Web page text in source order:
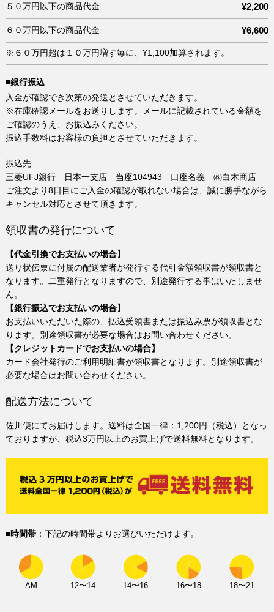
５０万円以下の商品代金 ¥2,200
６０万円以下の商品代金 ¥6,600
※６０万円超は１０万円増す毎に、¥1,100加算されます。
■銀行振込
入金が確認でき次第の発送とさせていただきます。
※在庫確認メールをお送りします。メールに記載されている金額を
ご確認のうえ、お振込みください。
振込手数料はお客様の負担とさせていただきます。
振込先
三菱UFJ銀行 日本一支店 当座104943 口座名義 ㈱白木商店
ご注文より8日目にご入金の確認が取れない場合は、誠に勝手ながら
キャンセル対応とさせて頂きます。
領収書の発行について
【代金引換でお支払いの場合】
送り状伝票に付属の配送業者が発行する代引金額領収書が領収書と
なります。二重発行となりますので、別途発行する事はいたしませ
ん。
【銀行振込でお支払いの場合】
お支払いいただいた際の、払込受領書または振込み票が領収書とな
ります。別途領収書が必要な場合はお問い合わせください。
【クレジットカードでお支払いの場合】
カード会社発行のご利用明細書が領収書となります。別途領収書が
必要な場合はお問い合わせください。
配送方法について
佐川便にてお届けします。送料は全国一律：1,200円（税込）となっ
ておりますが、税込3万円以上のお買上げで送料無料となります。
■時間帯：下記の時間帯よりお選びいただけます。
AM 12〜14 14〜16 16〜18 18〜21